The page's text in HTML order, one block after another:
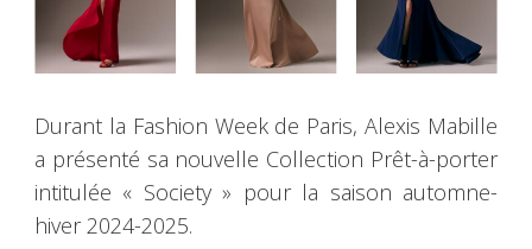
Durant la Fashion Week de Paris, Alexis Mabille
a présenté sa nouvelle Collection Prêt-à-porter
intitulée « Society » pour la saison automne-
hiver 2024-2025.